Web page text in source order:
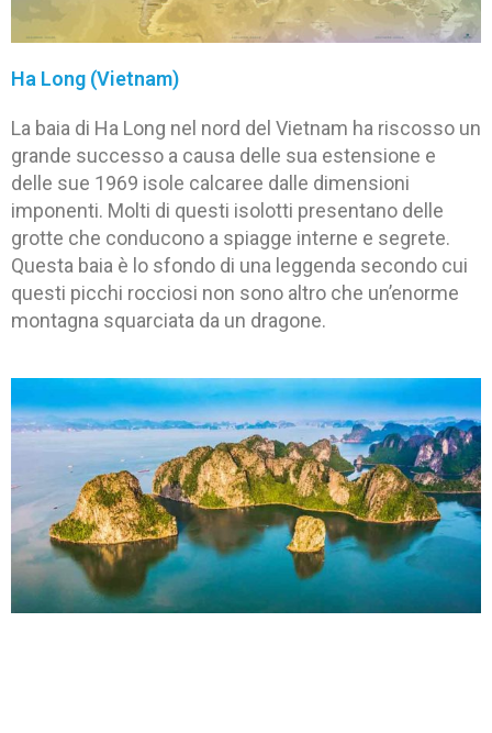
Ha Long (Vietnam)
La baia di Ha Long nel nord del Vietnam ha riscosso un
grande successo a causa delle sua estensione e
delle sue 1969 isole calcaree dalle dimensioni
imponenti. Molti di questi isolotti presentano delle
grotte che conducono a spiagge interne e segrete.
Questa baia è lo sfondo di una leggenda secondo cui
questi picchi rocciosi non sono altro che un’enorme
montagna squarciata da un dragone.